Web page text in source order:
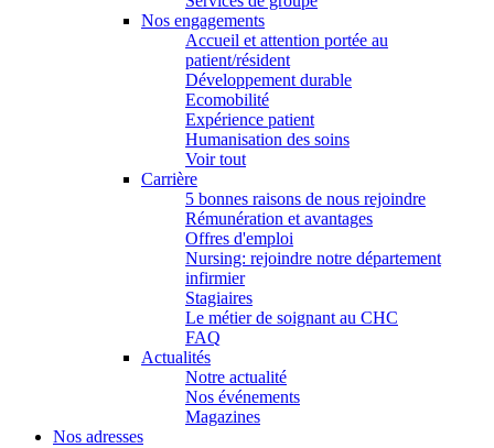
Nos engagements
Accueil et attention portée au
patient/résident
Développement durable
Ecomobilité
Expérience patient
Humanisation des soins
Voir tout
Carrière
5 bonnes raisons de nous rejoindre
Rémunération et avantages
Offres d'emploi
Nursing: rejoindre notre département
infirmier
Stagiaires
Le métier de soignant au CHC
FAQ
Actualités
Notre actualité
Nos événements
Magazines
Nos adresses